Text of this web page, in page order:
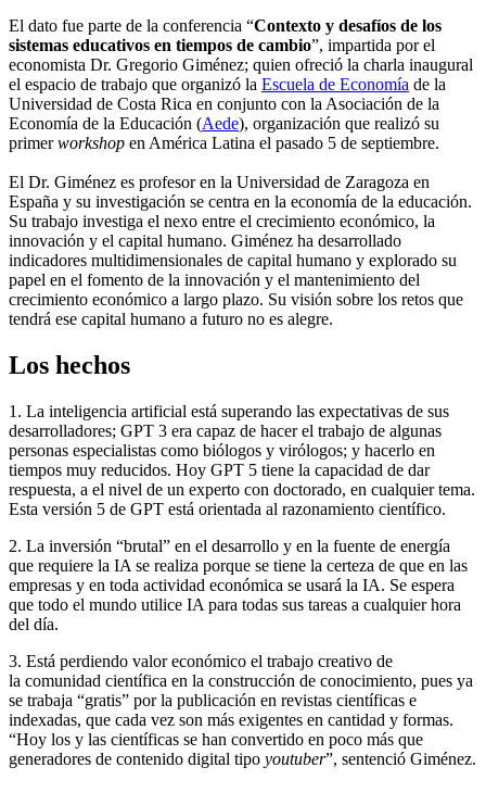
El dato fue parte de la conferencia “Contexto y desafíos de los
sistemas educativos en tiempos de cambio”, impartida por el
economista Dr. Gregorio Giménez; quien ofreció la charla inaugural
el espacio de trabajo que organizó la Escuela de Economía de la
Universidad de Costa Rica en conjunto con la Asociación de la
Economía de la Educación (Aede), organización que realizó su
primerworkshop en América Latina el pasado 5 de septiembre.
El Dr. Giménez es profesor en la Universidad de Zaragoza en
España y su investigación se centra en la economía de la educación.
Su trabajo investiga el nexo entre el crecimiento económico, la
innovación y el capital humano. Giménez ha desarrollado
indicadores multidimensionales de capital humano y explorado su
papel en el fomento de la innovación y el mantenimiento del
crecimiento económico a largo plazo. Su visión sobre los retos que
tendrá ese capital humano a futuro no es alegre.
Los hechos
1. La inteligencia artificial está superando las expectativas de sus
desarrolladores; GPT 3 era capaz de hacer el trabajo de algunas
personas especialistas como biólogos y virólogos; y hacerlo en
tiempos muy reducidos. Hoy GPT 5 tiene la capacidad de dar
respuesta, a el nivel de un experto con doctorado, en cualquier tema.
Esta versión 5 de GPT está orientada al razonamiento científico.
2. La inversión “brutal” en el desarrollo y en la fuente de energía
que requiere la IA se realiza porque se tiene la certeza de que en las
empresas y en toda actividad económica se usará la IA. Se espera
que todo el mundo utilice IA para todas sus tareas a cualquier hora
del día.
3. Está perdiendo valor económico el trabajo creativo de
la comunidad científica en la construcción de conocimiento, pues ya
se trabaja “gratis” por la publicación en revistas científicas e
indexadas, que cada vez son más exigentes en cantidad y formas.
“Hoy los y las científicas se han convertido en poco más que
generadores de contenido digital tipo youtuber”, sentenció Giménez.